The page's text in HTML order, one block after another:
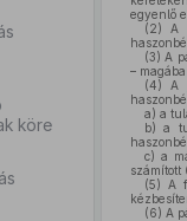
köre
egyenlő
(2) A
(3) A
–
(4) A
a) a
b) a
c) a
számított
(5) A
(6) A